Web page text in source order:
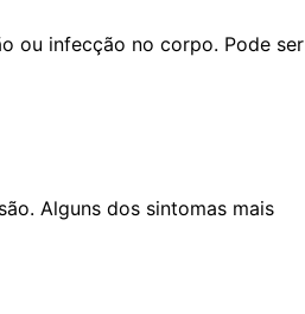
ou infecção no corpo. Pode ser
Alguns dos sintomas mais